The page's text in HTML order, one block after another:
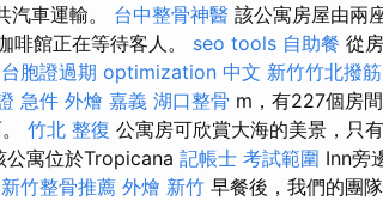
汽車運輸。 台中整骨神醫 該公寓房屋由兩
啡館正在等待客人。 seo tools 自助餐 從
台胞證過期 optimization 中文 新竹竹北撥筋
急件 外燴 嘉義 湖口整骨 m，有227個房
竹北 整復 公寓房可欣賞大海的美景，只
公寓位於Tropicana 記帳士 考試範圍 Inn旁
新竹整骨推薦 外燴 新竹 早餐後，我們的團